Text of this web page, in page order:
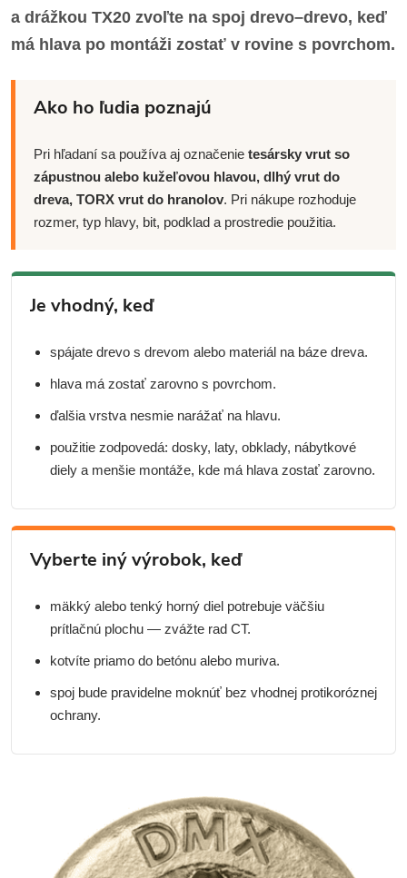
a drážkou TX20 zvoľte na spoj drevo–drevo, keď
má hlava po montáži zostať v rovine s povrchom.
Ako ho ľudia poznajú
Pri hľadaní sa používa aj označenie tesársky vrut so
zápustnou alebo kužeľovou hlavou, dlhý vrut do
dreva, TORX vrut do hranolov. Pri nákupe rozhoduje
rozmer, typ hlavy, bit, podklad a prostredie použitia.
Je vhodný, keď
spájate drevo s drevom alebo materiál na báze dreva.
hlava má zostať zarovno s povrchom.
ďalšia vrstva nesmie narážať na hlavu.
použitie zodpovedá: dosky, laty, obklady, nábytkové
diely a menšie montáže, kde má hlava zostať zarovno.
Vyberte iný výrobok, keď
mäkký alebo tenký horný diel potrebuje väčšiu
prítlačnú plochu — zvážte rad CT.
kotvíte priamo do betónu alebo muriva.
spoj bude pravidelne moknúť bez vhodnej protikoróznej
ochrany.